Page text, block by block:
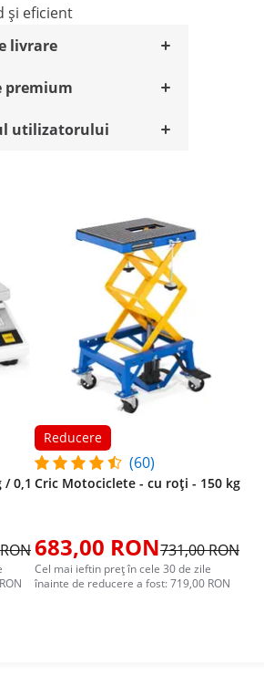
și eficient
livrare
premium
utilizatorului
/ 0,1
Reducere
(60)
Cric Motociclete - cu roți - 150 kg
683,00 RON731,00 RON
Cel mai ieftin preț în cele 30 de zile
înainte de reducere a fost: 719,00 RON